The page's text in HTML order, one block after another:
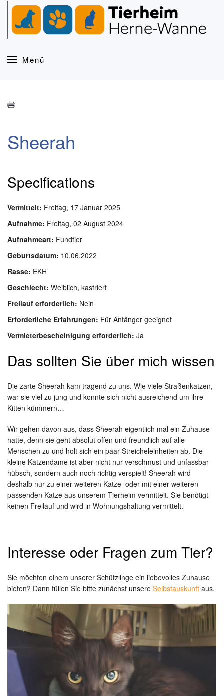
Zum Hauptinhalt springen
Menü
Sheerah
Specifications
Vermittelt: Freitag, 17 Januar 2025
Aufnahme: Freitag, 02 August 2024
Aufnahmeart: Fundtier
Geburtsdatum: 10.06.2022
Rasse: EKH
Geschlecht: Weiblich, kastriert
Freilauf erforderlich: Nein
Erforderliche Erfahrungen: Für Anfänger geeignet
Vermieterbescheinigung erforderlich: Ja
Das sollten Sie über mich wissen
Die zarte Sheerah kam tragend zu uns. Wie viele Straßenkatzen,
war sie viel zu jung und konnte sich nicht ausreichend um ihre
Kitten kümmern…
Wir gehen davon aus, dass Sheerah eigentlich mal ein Zuhause
hatte, denn sie geht absolut offen und freundlich auf alle
Menschen zu und holt sich ein paar Streicheleinheiten ab. Die
kleine Katzendame ist aber nicht nur verschmust und unfassbar
hübsch, sondern auch noch richtig verspielt! Sheerah wird
deshalb nur zu einer weiteren Katze oder mit einer weiteren
passenden Katze aus unserem Tierheim vermittelt. Sie benötigt
keinen Freilauf und wird in Wohnungshaltung vermittelt.
Interesse oder Fragen zum Tier?
Sie möchten einem unserer Schützlinge ein liebevolles Zuhause
bieten? Dann füllen Sie bitte zunächst unsere Selbstauskunft aus.